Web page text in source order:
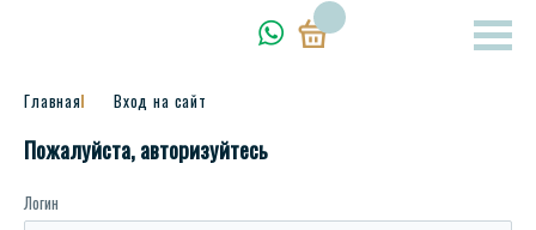
Главная Вход на сайт
Пожалуйста, авторизуйтесь
Логин